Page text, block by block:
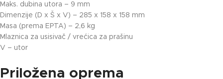
Maks. dubina utora – 9 mm
Dimenzije (D x Š x V) – 285 x 158 x 158 mm
Masa (prema EPTA) – 2,6 kg
Mlaznica za usisivač / vrećica za prašinu
V – utor
Priložena oprema